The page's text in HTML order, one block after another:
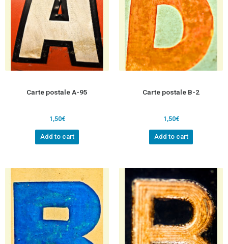
Carte postale A-95
1,50€
Add to cart
Carte postale B-2
1,50€
Add to cart